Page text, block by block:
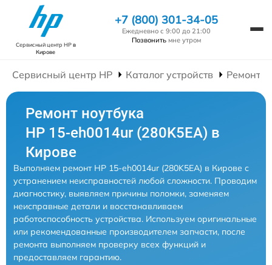
Сервисный центр HPв
Кирове
+7 (800) 301-34-05
Ежедневно с 9:00 до 21:00
Позвонить мне утром
Сервисный центр HP Каталог устройств Ремонт
Ремонт ноутбука
HP 15-eh0014ur (280K5EA) в
Кирове
Выполняем ремонт HP 15-eh0014ur (280K5EA) в Кирове с
устранением неисправностей любой сложности. Проводим
диагностику, выявляем причины поломки, заменяем
неисправные детали и восстанавливаем
работоспособность устройства. Используем оригинальные
или рекомендованные производителем запчасти, после
ремонта выполняем проверку всех функций и
предоставляем гарантию.